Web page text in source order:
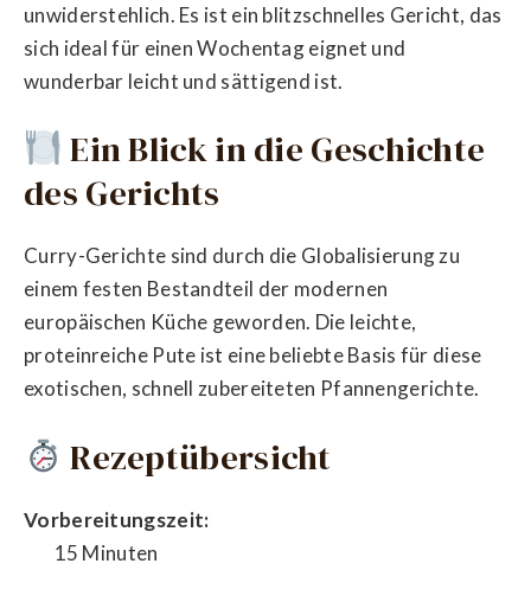
unwiderstehlich. Es ist ein blitzschnelles Gericht, das
sich ideal für einen Wochentag eignet und
wunderbar leicht und sättigend ist.
Ein Blick in die Geschichte
des Gerichts
Curry-Gerichte sind durch die Globalisierung zu
einem festen Bestandteil der modernen
europäischen Küche geworden. Die leichte,
proteinreiche Pute ist eine beliebte Basis für diese
exotischen, schnell zubereiteten Pfannengerichte.
Rezeptübersicht
Vorbereitungszeit:
15 Minuten